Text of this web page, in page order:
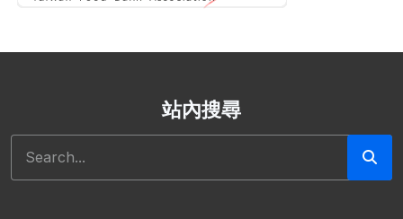
站內搜尋